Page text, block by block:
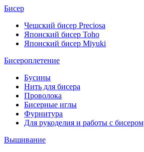
Бисер
Чешский бисер Preciosa
Японский бисер Toho
Японский бисер Miyuki
Бисероплетение
Бусины
Нить для бисера
Проволока
Бисерные иглы
Фурнитура
Для рукоделия и работы с бисером
Вышивание